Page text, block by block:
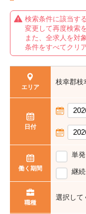
検索条件に該当す
変更して再度検索
また、全求人を対
条件をすべてクリ
エリア
枝幸郡
日付
働く期間
単発
継続
職種
選択して